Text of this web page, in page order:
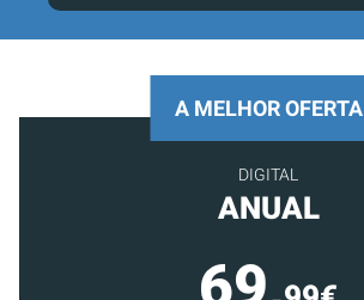
A MELHOR OFERTA
DIGITAL
ANUAL